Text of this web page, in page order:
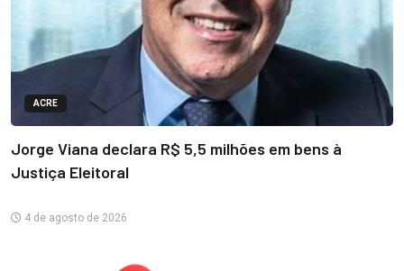
ACRE
Jorge Viana declara R$ 5,5 milhões em bens à
Justiça Eleitoral
4 de agosto de 2026